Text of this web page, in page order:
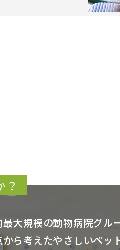
？
最大規模の動物病院グル
ら考えたやさしいペッ